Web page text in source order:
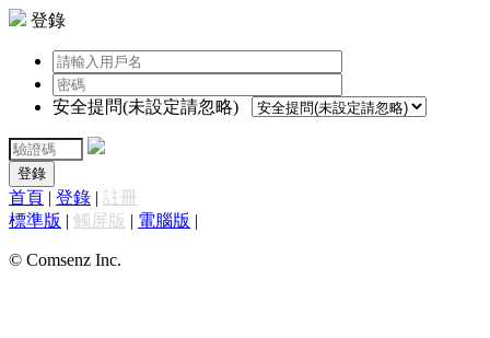
登錄
安全提問(未設定請忽略)
登錄
首頁 | 登錄 | 註冊
標準版 | 觸屏版 | 電腦版 |
© Comsenz Inc.